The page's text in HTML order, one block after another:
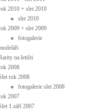
2010 + slet 2010
slet 2010
2009 + slet 2009
fotogalerie
na letišti
2008
rok 2008
fotogalerie slet 2008
2007
1.září 2007